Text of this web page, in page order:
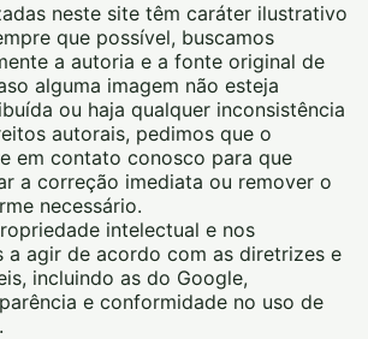
neste site têm caráter ilustrativo
que possível, buscamos
a autoria e a fonte original de
alguma imagem não esteja
ou haja qualquer inconsistência
autorais, pedimos que o
em contato conosco para que
a correção imediata ou remover o
necessário.
intelectual e nos
a agir de acordo com as diretrizes e
incluindo as do Google,
e conformidade no uso de